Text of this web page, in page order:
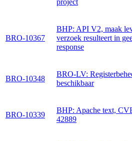
BRO-10367
BHP: API V2, maak
verzoek resulteert in
response
BRO-10348
BRO-LV:
beschikbaar
BRO-10339
BHP: Apache text,
42889